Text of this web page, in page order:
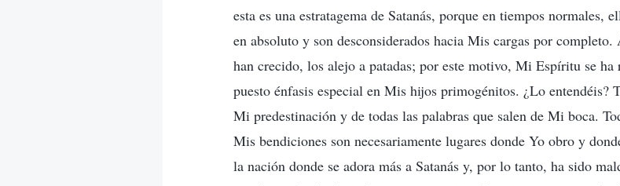
esta es una estratagema de Satanás, porque en tiempos normales,
en absoluto y son desconsiderados hacia Mis cargas por
han crecido, los alejo a patadas; por este motivo, Mi Espíritu se ha
puesto énfasis especial en Mis hijos primogénitos. ¿Lo entendéis?
Mi predestinación y de todas las palabras que salen de Mi boca.
Mis bendiciones son necesariamente lugares donde Yo obro y
la nación donde se adora más a Satanás y, por lo tanto, ha sido